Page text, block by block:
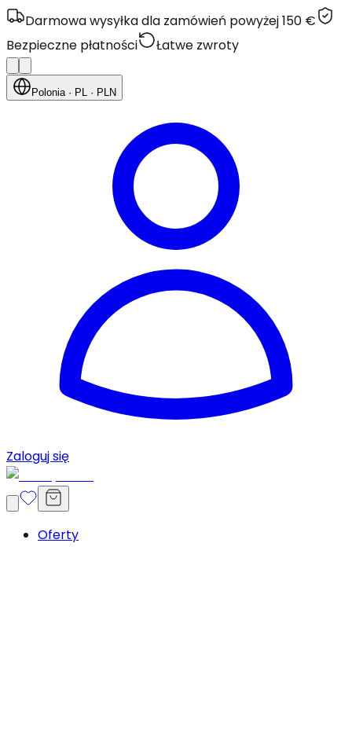
Darmowa wysyłka dla zamówień powyżej 150 €
Bezpieczne płatności
Łatwe zwroty
Polonia· PL · PLN
Zaloguj się
Oferty